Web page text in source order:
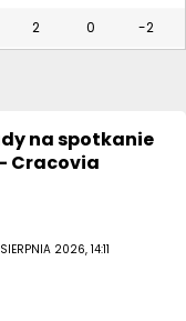
2 0 -2
na spotkanie
Cracovia
2026, 14:11